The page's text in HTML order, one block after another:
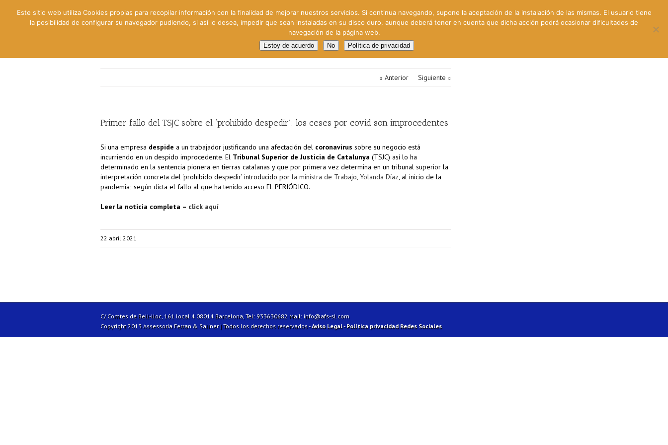
Gestión Cinematográfica Otros servicios
Anterior Siguiente
Primer fallo del TSJC sobre el ‘prohibido despedir’: los ceses por covid son improcedentes
Si una empresa despide a un trabajador justificando una afectación del coronavirus sobre su negocio está
incurriendo en un despido improcedente. El Tribunal Superior de Justicia de Catalunya (TSJC) así lo ha
determinado en la sentencia pionera en tierras catalanas y que por primera vez determina en un tribunal superior la
interpretación concreta del ‘prohibido despedir’ introducido por la ministra de Trabajo, Yolanda Díaz, al inicio de la
pandemia; según dicta el fallo al que ha tenido acceso EL PERIÓDICO.
Leer la noticia completa – click aquí
22 abril 2021
C/ Comtes de Bell-lloc, 161 local 4 08014 Barcelona, Tel: 933630682 Mail: info@afs-sl.com
Copyright 2013 Assessoria Ferran & Saliner | Todos los derechos reservados -Aviso Legal-Política privacidad Redes Sociales
Este sitio web utiliza Cookies propias para recopilar información con la finalidad de mejorar nuestros servicios. Si continua navegando, supone la aceptación de la instalación de las mismas. El usuario tiene
la posibilidad de configurar su navegador pudiendo, si así lo desea, impedir que sean instaladas en su disco duro, aunque deberá tener en cuenta que dicha acción podrá ocasionar dificultades de
navegación de la página web.
Estoy de acuerdo No Política de privacidad